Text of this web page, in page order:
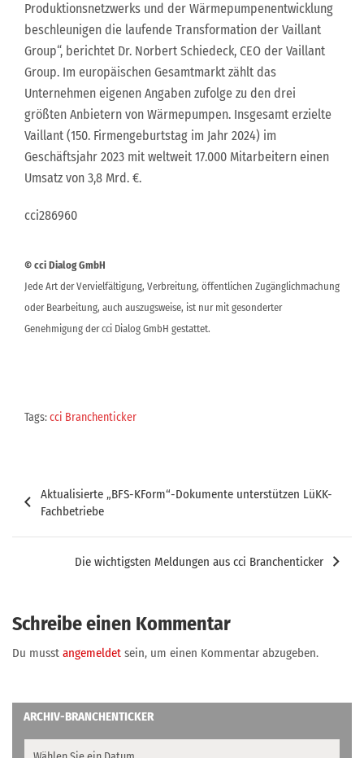
Produktionsnetzwerks und der Wärmepumpenentwicklung
beschleunigen die laufende Transformation der Vaillant
Group“, berichtet Dr. Norbert Schiedeck, CEO der Vaillant
Group. Im europäischen Gesamtmarkt zählt das
Unternehmen eigenen Angaben zufolge zu den drei
größten Anbietern von Wärmepumpen. Insgesamt erzielte
Vaillant (150. Firmengeburtstag im Jahr 2024) im
Geschäftsjahr 2023 mit weltweit 17.000 Mitarbeitern einen
Umsatz von 3,8 Mrd. €.
cci286960
© cci Dialog GmbH
Jede Art der Vervielfältigung, Verbreitung, öffentlichen Zugänglichmachung
oder Bearbeitung, auch auszugsweise, ist nur mit gesonderter
Genehmigung der cci Dialog GmbH gestattet.
Tags:cci Branchenticker
Beitragsnavigation
Aktualisierte „BFS-KForm“-Dokumente unterstützen LüKK-
Fachbetriebe
Die wichtigsten Meldungen aus cci Branchenticker
Schreibe einen Kommentar
Du musst angemeldet sein, um einen Kommentar abzugeben.
ARCHIV-BRANCHENTICKER